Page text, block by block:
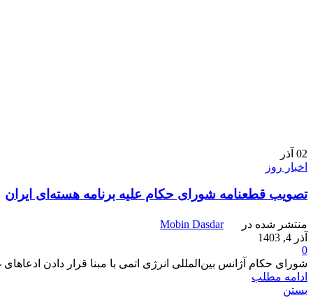
02 آذر
اخبار روز
تصویب قطعنامه شورای حکام علیه برنامه هسته‌ای ایران
منتشر شده در
Mobin Dasdar
آذر 4, 1403
0
شورای حکام آژانس بین‌المللی انرژی اتمی با مبنا قرار دادن
ادامه مطلب
بستن